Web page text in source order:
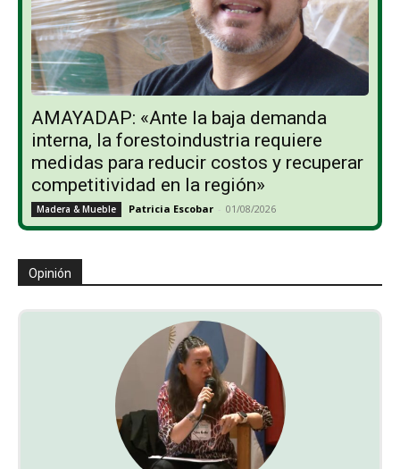
AMAYADAP: «Ante la baja demanda
interna, la forestoindustria requiere
medidas para reducir costos y recuperar
competitividad en la región»
Madera & Mueble Patricia Escobar - 01/08/2026
Opinión